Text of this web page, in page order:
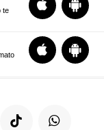
te